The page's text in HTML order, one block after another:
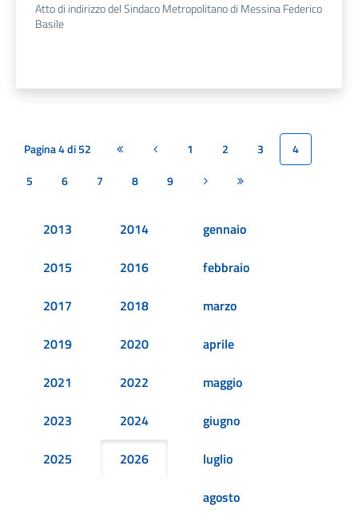
Atto di indirizzo del Sindaco Metropolitano di Messina Federico
Basile
Pagina 4 di 52 Prima paginaPagina precedente
1 2 3
4
5
6 7 8 9 Pagina successiva
Ultima pagina
2013
2014
2015
2016
2017
2018
2019
2020
2021
2022
2023
2024
2025
2026
gennaio
febbraio
marzo
aprile
maggio
giugno
luglio
agosto